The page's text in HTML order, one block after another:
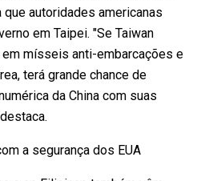
autoridades americanas
em Taipei. "Se Taiwan
mísseis anti-embarcações e
terá grande chance de
da China com suas
a segurança dos EUA